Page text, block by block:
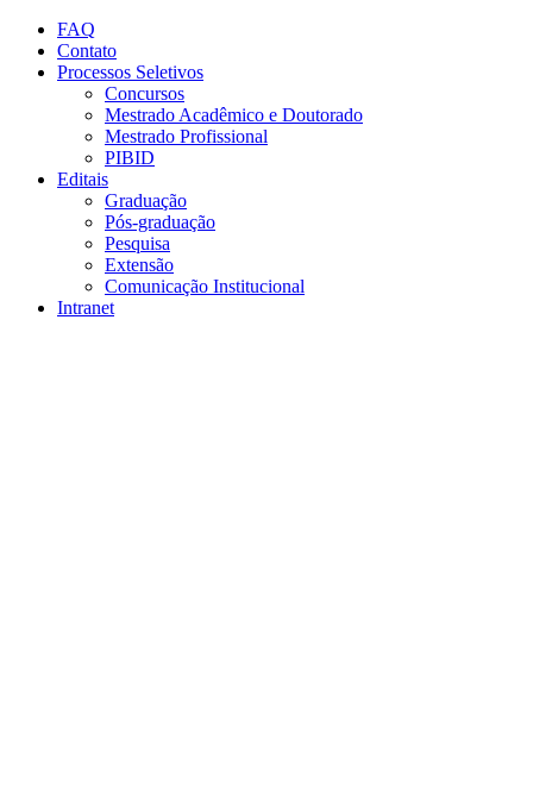
Conteúdo principal
FAQ
Contato
Processos Seletivos
Concursos
Mestrado Acadêmico e Doutorado
Mestrado Profissional
PIBID
Editais
Graduação
Pós-graduação
Pesquisa
Extensão
Comunicação Institucional
Intranet